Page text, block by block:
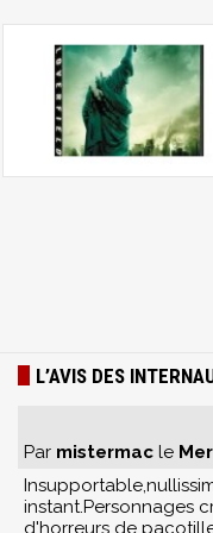
L’AVIS DES
Par mistermac le
instant.Personnages
d'horreurs de